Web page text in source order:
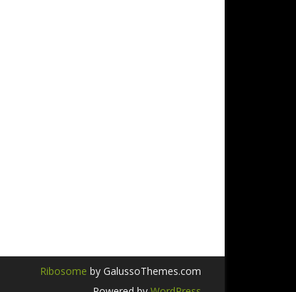
Ribosome by GalussoThemes.com